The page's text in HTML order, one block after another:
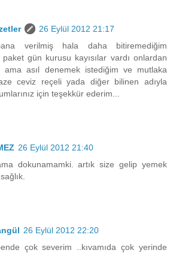
26 Eylül 2012 21:17
verilmiş hala daha bitiremediğim
gün kurusu kayısılar vardı onlardan
ama asıl denemek istediğim ve mutlaka
ceviz reçeli yada diğer bilinen adıyla
için teşekkür ederim...
26 Eylül 2012 21:40
dokunamamki. artık size gelip yemek
26 Eylül 2012 22:20
çok severim ..kıvamıda çok yerinde